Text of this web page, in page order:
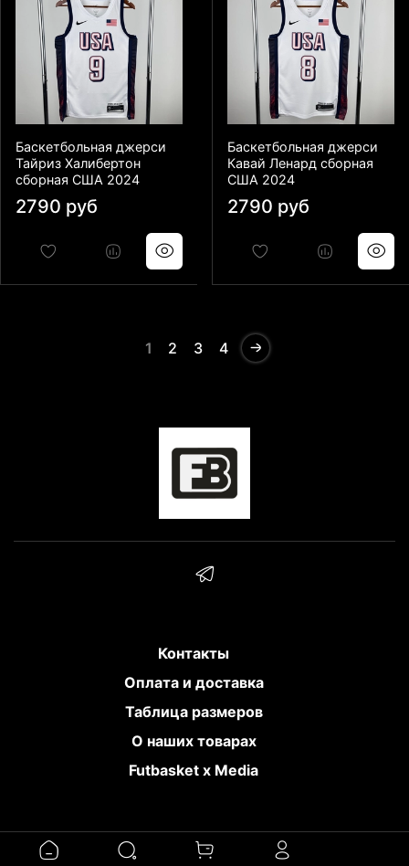
Баскетбольная джерси
Тайриз Халибертон
сборная США 2024
2790 руб
Баскетбольная джерси
Кавай Ленард сборная
США 2024
2790 руб
1 2 3 4
Контакты
Оплата и доставка
Таблица размеров
О наших товарах
Futbasket x Media